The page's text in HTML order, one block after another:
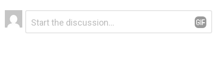
s
A
p
b
o
o
gr
a
m
e
Leave
a